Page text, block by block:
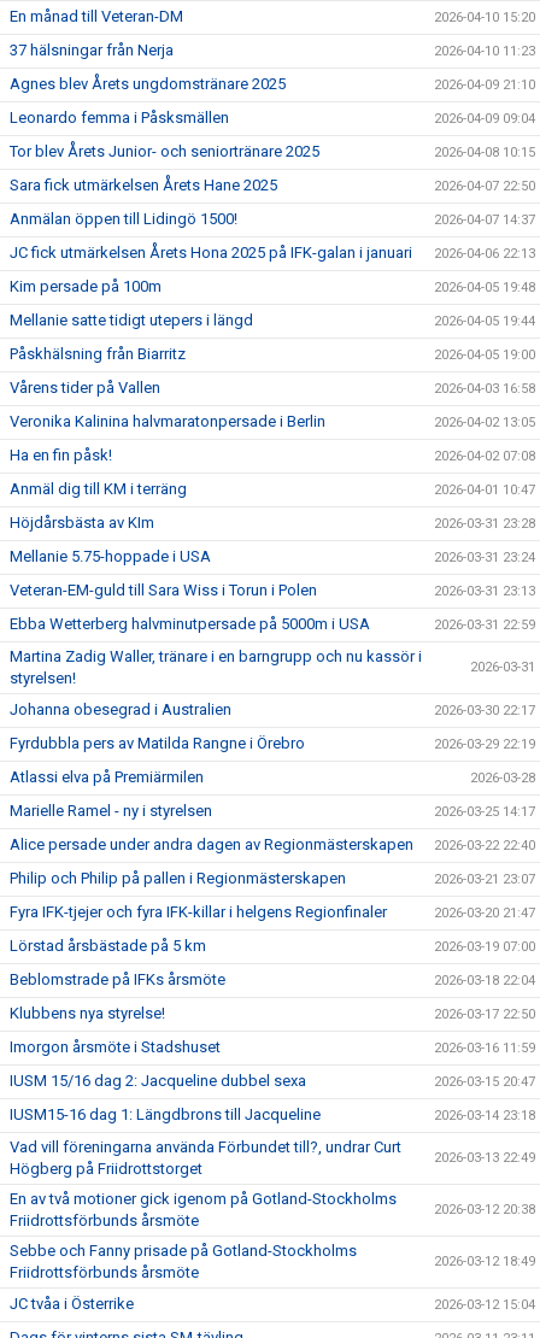
En månad till Veteran-DM 2026-04-10 15:20
37 hälsningar från Nerja 2026-04-10 11:23
Agnes blev Årets ungdomstränare 2025 2026-04-09 21:10
Leonardo femma i Påsksmällen 2026-04-09 09:04
Tor blev Årets Junior- och seniortränare 2025 2026-04-08 10:15
Sara fick utmärkelsen Årets Hane 2025 2026-04-07 22:50
Anmälan öppen till Lidingö 1500! 2026-04-07 14:37
JC fick utmärkelsen Årets Hona 2025 på IFK-galan i januari 2026-04-06 22:13
Kim persade på 100m 2026-04-05 19:48
Mellanie satte tidigt utepers i längd 2026-04-05 19:44
Påskhälsning från Biarritz 2026-04-05 19:00
Vårens tider på Vallen 2026-04-03 16:58
Veronika Kalinina halvmaratonpersade i Berlin 2026-04-02 13:05
Ha en fin påsk! 2026-04-02 07:08
Anmäl dig till KM i terräng 2026-04-01 10:47
Höjdårsbästa av KIm 2026-03-31 23:28
Mellanie 5.75-hoppade i USA 2026-03-31 23:24
Veteran-EM-guld till Sara Wiss i Torun i Polen 2026-03-31 23:13
Ebba Wetterberg halvminutpersade på 5000m i USA 2026-03-31 22:59
Martina Zadig Waller, tränare i en barngrupp och nu kassör i
styrelsen!
2026-03-31
Johanna obesegrad i Australien 2026-03-30 22:17
Fyrdubbla pers av Matilda Rangne i Örebro 2026-03-29 22:19
Atlassi elva på Premiärmilen 2026-03-28
Marielle Ramel - ny i styrelsen 2026-03-25 14:17
Alice persade under andra dagen av Regionmästerskapen 2026-03-22 22:40
Philip och Philip på pallen i Regionmästerskapen 2026-03-21 23:07
Fyra IFK-tjejer och fyra IFK-killar i helgens Regionfinaler 2026-03-20 21:47
Lörstad årsbästade på 5 km 2026-03-19 07:00
Beblomstrade på IFKs årsmöte 2026-03-18 22:04
Klubbens nya styrelse! 2026-03-17 22:50
Imorgon årsmöte i Stadshuset 2026-03-16 11:59
IUSM 15/16 dag 2: Jacqueline dubbel sexa 2026-03-15 20:47
IUSM15-16 dag 1: Längdbrons till Jacqueline 2026-03-14 23:18
Vad vill föreningarna använda Förbundet till?, undrar Curt
Högberg på Friidrottstorget
2026-03-13 22:49
En av två motioner gick igenom på Gotland-Stockholms
Friidrottsförbunds årsmöte
2026-03-12 20:38
Sebbe och Fanny prisade på Gotland-Stockholms
Friidrottsförbunds årsmöte
2026-03-12 18:49
JC tvåa i Österrike 2026-03-12 15:04